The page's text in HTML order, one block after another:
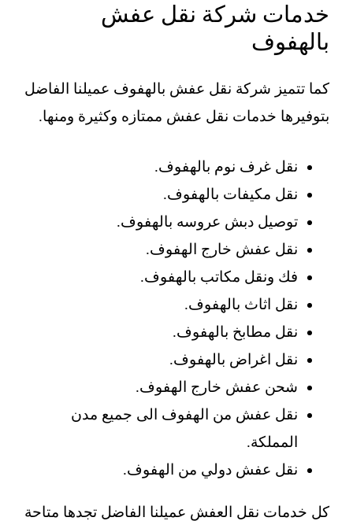
خدمات شركة نقل عفش
بالهفوف
كما تتميز شركة نقل عفش بالهفوف عميلنا الفاضل
بتوفيرها خدمات نقل عفش ممتازه وكثيرة ومنها.
نقل غرف نوم بالهفوف.
نقل مكيفات بالهفوف.
توصيل دبش عروسه بالهفوف.
نقل عفش خارج الهفوف.
فك ونقل مكاتب بالهفوف.
نقل اثاث بالهفوف.
نقل مطابخ بالهفوف.
نقل اغراض بالهفوف.
شحن عفش خارج الهفوف.
نقل عفش من الهفوف الى جميع مدن
المملكة.
نقل عفش دولي من الهفوف.
كل خدمات نقل العفش عميلنا الفاضل تجدها متاحة